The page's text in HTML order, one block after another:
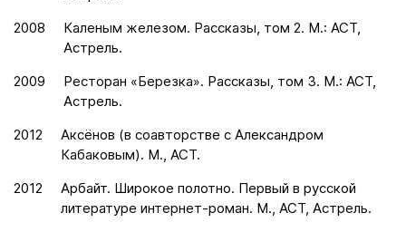
2008
Каленым железом. Рассказы, том 2. М.: АСТ,
Астрель.
2009
Ресторан «Березка». Рассказы, том 3. М.: АСТ,
Астрель.
2012
Аксёнов (в соавторстве с Александром
Кабаковым). М., АСТ.
2012
Арбайт. Широкое полотно. Первый в русской
литературе интернет-роман. М., АСТ, Астрель.